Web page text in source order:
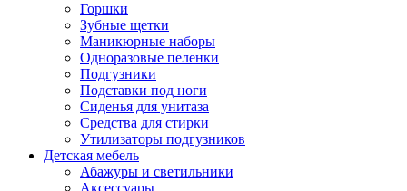
Горшки
Зубные щетки
Маникюрные наборы
Одноразовые пеленки
Подгузники
Подставки под ноги
Сиденья для унитаза
Средства для стирки
Утилизаторы подгузников
Детская мебель
Абажуры и светильники
Аксессуары